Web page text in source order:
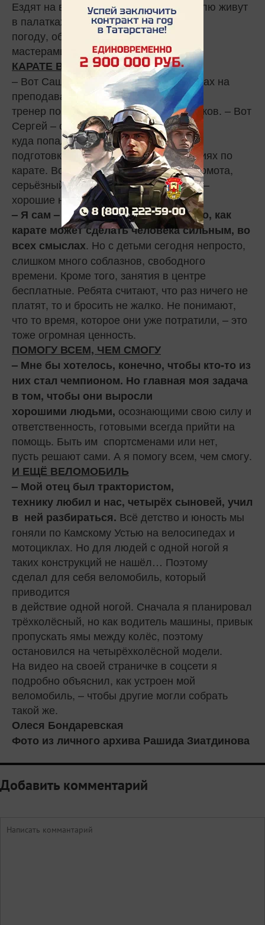
Ездят на всероссийские сборы – неделю живут
в палатках, тренируются в любую
погоду, общаются со сверстниками и
мастерами.
КАРАТЕ ВСЕМ В ПОМОЩЬ
– Вот Саша, он сейчас учится в Тетюшах на
преподавателя физкультуры, –
тренер показывает фотографии учеников. – Вот
Сергей – служит в десантных войсках,
куда попал во многом благодаря
подготовке, которую прошёл на занятиях по
карате. Вот Олег – 11 лет, сильная хромота,
серьёзный диагноз, а спустя два года –
хорошие навыки боя и три медали.
– Я сам – живое доказательство того, как
карате может сделать человека сильным, во
всех смыслах. Но с детьми сегодня непросто,
слишком много соблазнов, свободного
времени. Кроме того, занятия в центре
бесплатные. Ребята считают, что раз ничего не
платят, то и бросить не жалко. Не понимают,
что то время, которое они уже потратили, – это
тоже огромная ценность.
ПОМОГУ ВСЕМ, ЧЕМ СМОГУ
– Мне бы хотелось, конечно, чтобы кто‑то из
них стал чемпионом. Но главная моя задача
в том, чтобы они выросли
хорошими людьми, осознающими свою силу и
ответственность, готовыми всегда прийти на
помощь. Быть им спортсменами или нет,
пусть решают сами. А я помогу всем, чем смогу.
И ЕЩЁ ВЕЛОМОБИЛЬ
– Мой отец был трактористом,
технику любил и нас, четырёх сыновей, учил
в ней разбираться. Всё детство и юность мы
гоняли по Камскому Устью на велосипедах и
мотоциклах. Но для людей с одной ногой я
таких конструкций не нашёл… Поэтому
сделал для себя веломобиль, который
приводится
в действие одной ногой. Сначала я планировал
трёхколёсный, но как водитель машины, привык
пропускать ямы между колёс, поэтому
остановился на четырёхколёсной модели.
На видео на своей страничке в соцсети я
подробно объяснил, как устроен мой
веломобиль, – чтобы другие могли собрать
такой же.
Олеся Бондаревская
Фото из личного архива Рашида Зиатдинова
Добавить комментарий